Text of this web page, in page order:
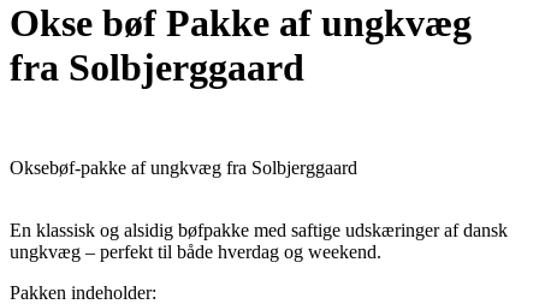
Okse bøf Pakke af ungkvæg
fra Solbjerggaard
Oksebøf-pakke af ungkvæg fra Solbjerggaard
En klassisk og alsidig bøfpakke med saftige udskæringer af dansk
ungkvæg – perfekt til både hverdag og weekend.
Pakken indeholder: